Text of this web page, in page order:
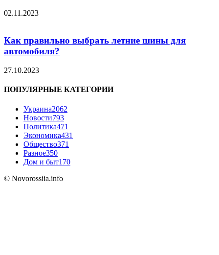
02.11.2023
Как правильно выбрать летние шины для
автомобиля?
27.10.2023
ПОПУЛЯРНЫЕ КАТЕГОРИИ
Украина2062
Новости793
Политика471
Экономика431
Общество371
Разное350
Дом и быт170
© Novorossiia.info